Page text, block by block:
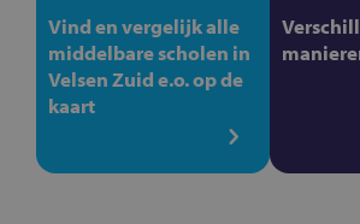
Vind en vergelijk alle
middelbare scholen in
Velsen Zuid e.o. op de
kaart